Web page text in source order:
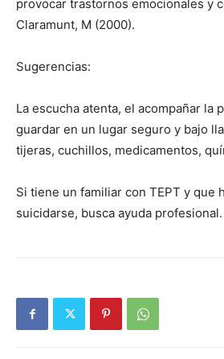
provocar trastornos emocionales y
Claramunt, M (2000).
Sugerencias:
La escucha atenta, el acompa­ñar la
guar­dar en un lugar seguro y bajo
tijeras, cuchi­llos, medicamentos,
Si tiene un familiar con TEPT y que
suicidarse, busca ayuda profesional.